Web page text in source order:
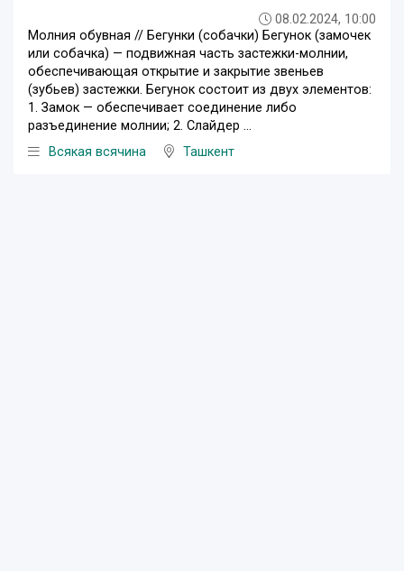
08.02.2024, 10:00
Молния обувная // Бегунки (собачки) Бегунок (замочек
или собачка) — подвижная часть застежки-молнии,
обеспечивающая открытие и закрытие звеньев
(зубьев) застежки. Бегунок состоит из двух элементов:
1. Замок — обеспечивает соединение либо
разъединение молнии; 2. Слайдер ...
Всякая всячина
Ташкент